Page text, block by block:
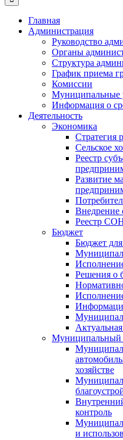
Главная
Администрация
Руководство
Органы
Структура
График приема
Комиссии
Муниципальные
Информация о
Деятельность
Экономика
Стратегия
Сельское
Реестр
Развитие
Внедрение
Реестр
Бюджет
Бюджет
Решения о
Муниципальный
хозяйстве
контроль
и